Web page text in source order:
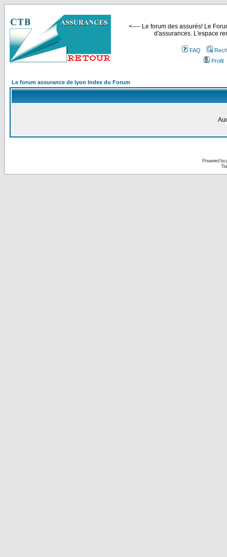
<---- Le forum des assurés! Le
d'assurances. L'espace
FAQ
Profil
Le forum assurance de lyon Index du Forum
Powered by